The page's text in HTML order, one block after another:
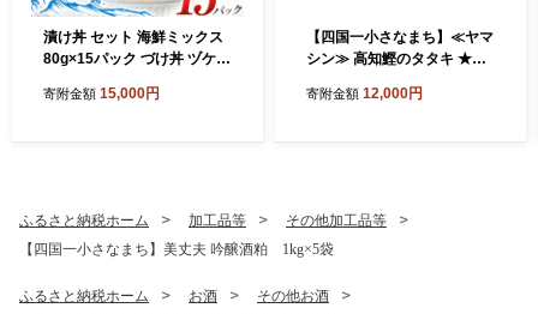
漬け丼 セット 海鮮ミックス
80g×15パック づけ丼 ヅケ丼
素 訳あり 規格外 マグロ 鮪
鮮 魚介類 新鮮 個包装 小分け
真空パック 海鮮丼セット 刺
身 おすすめ 人気 ランキング
イス 15000円
寄附金額 15,000円
【四国一小さなまち】≪ヤマ
シン≫ 高知鰹のタタキ ★訳
ット（タレ・おろし生姜・柚
寄附金額 12,000円
ふるさと納税ホーム 加工品等
その他加工品等
【四国一小さなまち】美丈夫 吟醸酒粕 1kg×5袋
ふるさと納税ホーム お酒
その他お酒